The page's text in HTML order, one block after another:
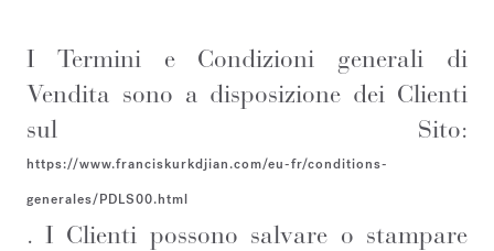
I Termini e Condizioni generali di
Vendita sono a disposizione dei Clienti
sul Sito:
https://www.franciskurkdjian.com/eu-fr/conditions-
generales/PDLS00.html
. I Clienti possono salvare o stampare